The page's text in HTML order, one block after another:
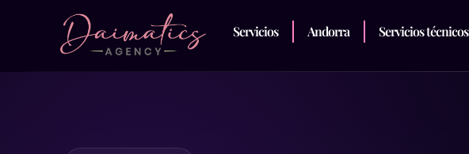
Servicios Andorra Servicios técnicos